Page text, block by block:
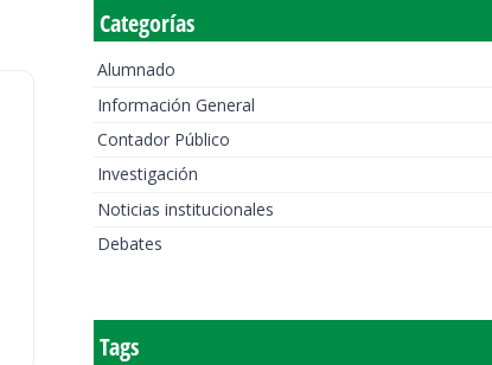
Categorías
Alumnado
Información General
Contador Público
Investigación
Noticias institucionales
Debates
Tags